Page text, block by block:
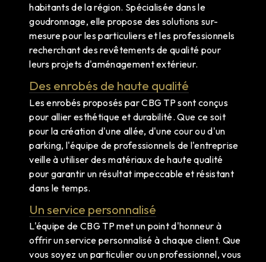
habitants de la région. Spécialisée dans le
goudronnage, elle propose des solutions sur-
mesure pour les particuliers et les professionnels
recherchant des revêtements de qualité pour
leurs projets d'aménagement extérieur.
Des enrobés de haute qualité
Les enrobés proposés par CBG TP sont conçus
pour allier esthétique et durabilité. Que ce soit
pour la création d'une allée, d'une cour ou d'un
parking, l'équipe de professionnels de l'entreprise
veille à utiliser des matériaux de haute qualité
pour garantir un résultat impeccable et résistant
dans le temps.
Un service personnalisé
L'équipe de CBG TP met un point d'honneur à
offrir un service personnalisé à chaque client. Que
vous soyez un particulier ou un professionnel, vous